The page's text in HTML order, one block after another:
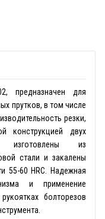
предназначен для
прутков, в том числе
резки,
конструкцией двух
изготовлены из
стали и закалены
55-60 HRC. Надежная
и применение
болторезов